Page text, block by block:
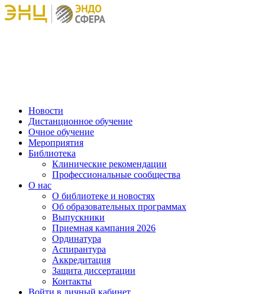
Новости
Дистанционное обучение
Очное обучение
Мероприятия
Библиотека
Клинические рекомендации
Профессиональные сообщества
О нас
О библиотеке и новостях
Об образовательных программах
Выпускники
Приемная кампания 2026
Ординатура
Аспирантура
Аккредитация
Защита диссертации
Контакты
Войти в личный кабинет